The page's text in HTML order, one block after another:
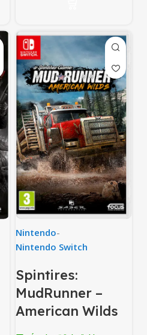
Nintendo-
Nintendo Switch
Spintires:
MudRunner –
American Wilds